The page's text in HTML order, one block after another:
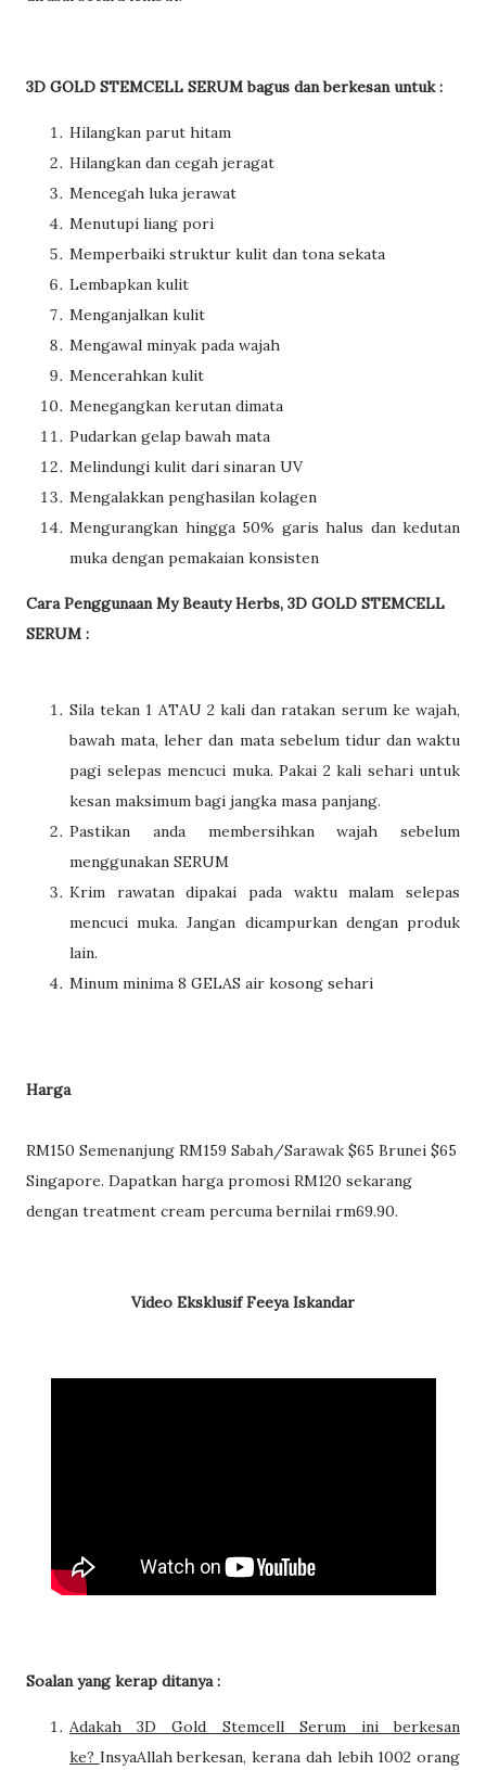
3D GOLD STEMCELL SERUM bagus dan berkesan untuk :
Hilangkan parut hitam
Hilangkan dan cegah jeragat
Mencegah luka jerawat
Menutupi liang pori
Memperbaiki struktur kulit dan tona sekata
Lembapkan kulit
Menganjalkan kulit
Mengawal minyak pada wajah
Mencerahkan kulit
Menegangkan kerutan dimata
Pudarkan gelap bawah mata
Melindungi kulit dari sinaran UV
Mengalakkan penghasilan kolagen
Mengurangkan hingga 50% garis halus dan kedutan
muka dengan pemakaian konsisten
Cara Penggunaan My Beauty Herbs, 3D GOLD STEMCELL
SERUM :
Sila tekan 1 ATAU 2 kali dan ratakan serum ke wajah,
bawah mata, leher dan mata sebelum tidur dan waktu
pagi selepas mencuci muka. Pakai 2 kali sehari untuk
kesan maksimum bagi jangka masa panjang.
Pastikan anda membersihkan wajah sebelum
menggunakan SERUM
Krim rawatan dipakai pada waktu malam selepas
mencuci muka. Jangan dicampurkan dengan produk
lain.
Minum minima 8 GELAS air kosong sehari
Harga
RM150 Semenanjung RM159 Sabah/Sarawak $65 Brunei $65
Singapore. Dapatkan harga promosi RM120 sekarang
dengan treatment cream percuma bernilai rm69.90.
Video Eksklusif Feeya Iskandar
Soalan yang kerap ditanya :
Adakah 3D Gold Stemcell Serum ini berkesan
ke? InsyaAllah berkesan, kerana dah lebih 1002 orang